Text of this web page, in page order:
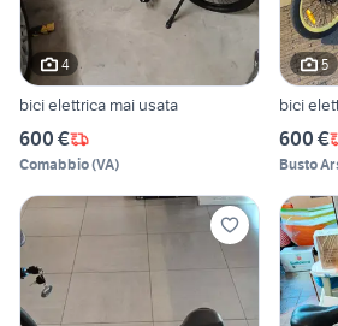
4
bici elettrica mai usata
600 €
Comabbio(VA)
5
bici
600 €
Busto